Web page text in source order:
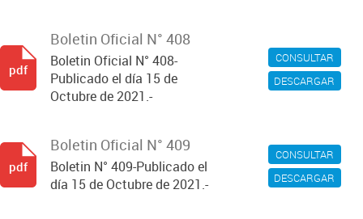
CONSULTAR
DESCARGAR
Boletin Oficial N° 408
Boletin Oficial N° 408-
Publicado el día 15 de
Octubre de 2021.-
pdf
CONSULTAR
DESCARGAR
Boletin Oficial N° 409
Boletin N° 409-Publicado el
día 15 de Octubre de 2021.-
pdf